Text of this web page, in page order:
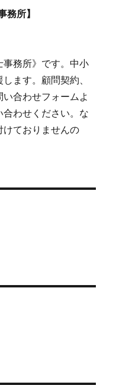
務所】
務所》です。中小
ます。顧問契約、
合わせフォームよ
合わせください。な
けておりませんの